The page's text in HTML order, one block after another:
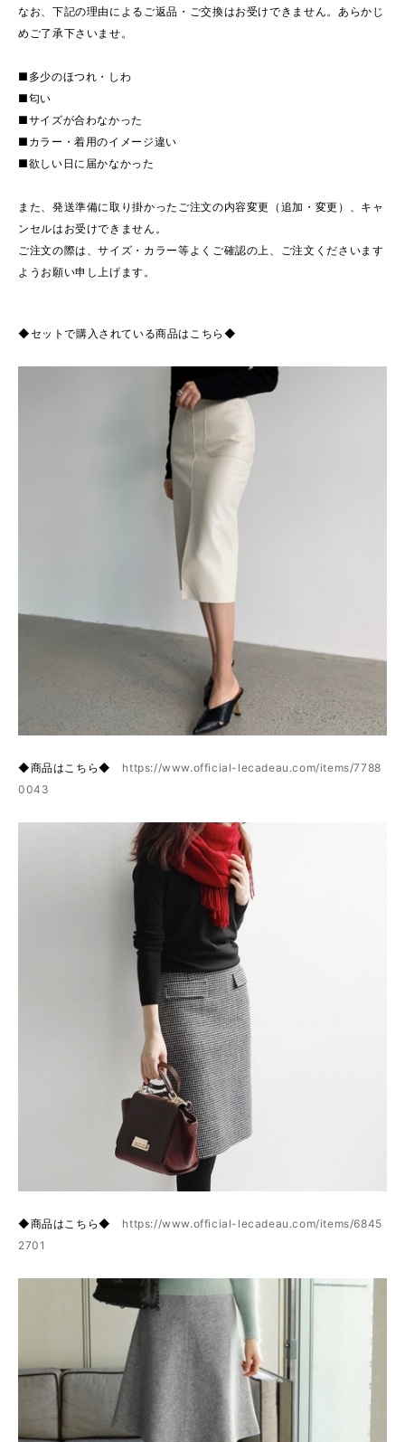
なお、下記の理由によるご返品・ご交換はお受けできません。あらかじ
めご了承下さいませ。
■多少のほつれ・しわ
■匂い
■サイズが合わなかった
■カラー・着用のイメージ違い
■欲しい日に届かなかった
また、発送準備に取り掛かったご注文の内容変更（追加・変更）、キャ
ンセルはお受けできません。
ご注文の際は、サイズ・カラー等よくご確認の上、ご注文くださいます
ようお願い申し上げます。
◆セットで購入されている商品はこちら◆
◆商品はこちら◆ https://www.official-lecadeau.com/items/7788
0043
◆商品はこちら◆ https://www.official-lecadeau.com/items/6845
2701